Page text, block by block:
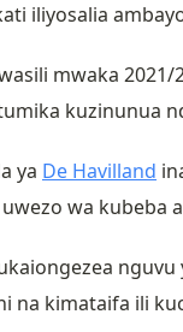
iliyosalia
mwaka
kuzinunua
ya De Havilland
uwezo wa kubeba
nguvu
na kimataifa ili